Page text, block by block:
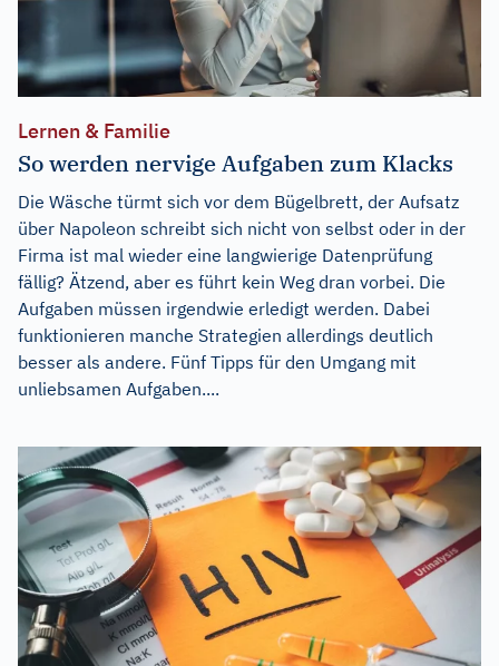
Lernen & Familie
So werden nervige Aufgaben zum Klacks
Die Wäsche türmt sich vor dem Bügelbrett, der Aufsatz
über Napoleon schreibt sich nicht von selbst oder in der
Firma ist mal wieder eine langwierige Datenprüfung
fällig? Ätzend, aber es führt kein Weg dran vorbei. Die
Aufgaben müssen irgendwie erledigt werden. Dabei
funktionieren manche Strategien allerdings deutlich
besser als andere. Fünf Tipps für den Umgang mit
unliebsamen Aufgaben....